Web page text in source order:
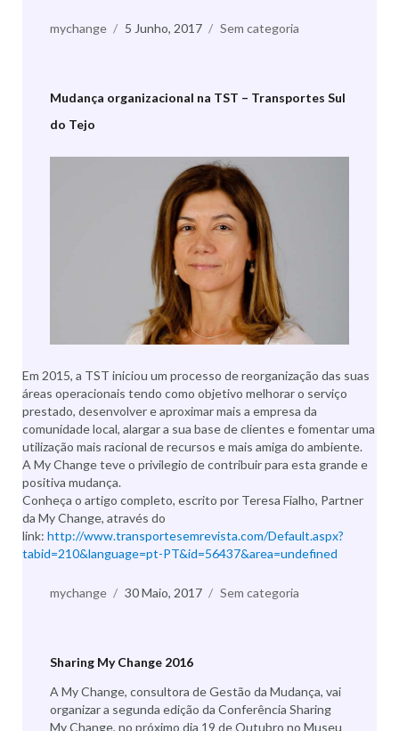
Autor
mychange
Publicado
5 Junho, 2017 Categorias
Sem categoria
Mudança organizacional na TST – Transportes Sul
do Tejo
Em 2015, a TST iniciou um processo de reorganização das suas
áreas operacionais tendo como objetivo melhorar o serviço
prestado, desenvolver e aproximar mais a empresa da
comunidade local, alargar a sua base de clientes e fomentar uma
utilização mais racional de recursos e mais amiga do ambiente.
A My Change teve o privilegio de contribuir para esta grande e
positiva mudança.
Conheça o artigo completo, escrito por Teresa Fialho, Partner
da My Change, através do
link: http://www.transportesemrevista.com/Default.aspx?
tabid=210&language=pt-PT&id=56437&area=undefined
Autor
mychange
Publicado
30 Maio, 2017 Categorias
Sem categoria
Sharing My Change 2016
A My Change, consultora de Gestão da Mudança, vai
organizar a segunda edição da Conferência Sharing
My Change, no próximo dia 19 de Outubro no Museu